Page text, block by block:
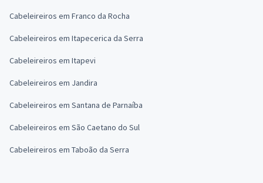
Cabeleireiros em Franco da Rocha
Cabeleireiros em Itapecerica da Serra
Cabeleireiros em Itapevi
Cabeleireiros em Jandira
Cabeleireiros em Santana de Parnaíba
Cabeleireiros em São Caetano do Sul
Cabeleireiros em Taboão da Serra